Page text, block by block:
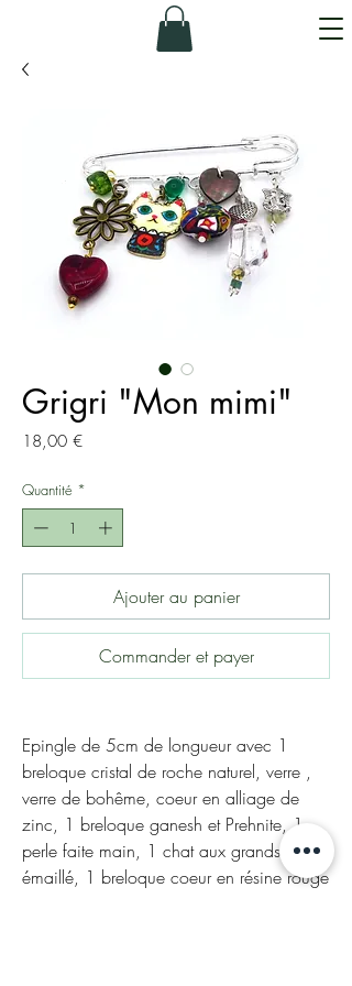
Grigri "Mon mimi"
18,00 €Prix
Quantité *
Ajouter au panier
Commander et payer
Epingle de 5cm de longueur avec 1
breloque cristal de roche naturel, verre ,
verre de bohême, coeur en alliage de
zinc, 1 breloque ganesh et Prehnite, 1
perle faite main, 1 chat aux grands yeux
émaillé, 1 breloque coeur en résine rouge